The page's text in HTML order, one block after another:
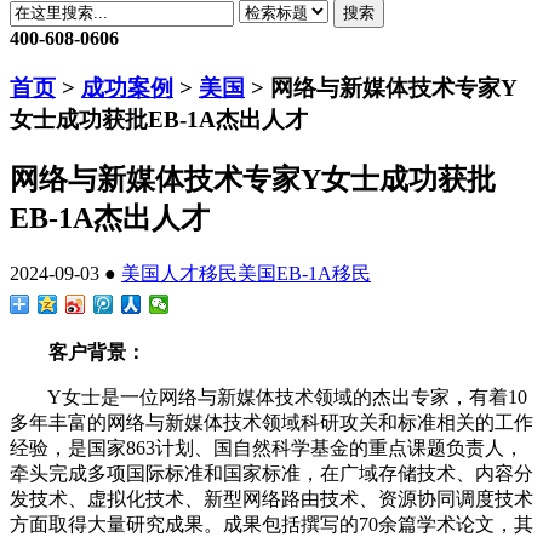
搜索
400-608-0606
首页 > 成功案例 > 美国 > 网络与新媒体技术专家Y
女士成功获批EB-1A杰出人才
网络与新媒体技术专家Y女士成功获批
EB-1A杰出人才
2024-09-03 ● 美国人才移民美国EB-1A移民
客户背景：
Y女士是一位网络与新媒体技术领域的杰出专家，有着10
多年丰富的网络与新媒体技术领域科研攻关和标准相关的工作
经验，是国家863计划、国自然科学基金的重点课题负责人，
牵头完成多项国际标准和国家标准，在广域存储技术、内容分
发技术、虚拟化技术、新型网络路由技术、资源协同调度技术
方面取得大量研究成果。成果包括撰写的70余篇学术论文，其